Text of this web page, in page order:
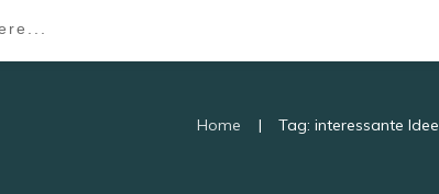
Home | Tag: interessante Idee